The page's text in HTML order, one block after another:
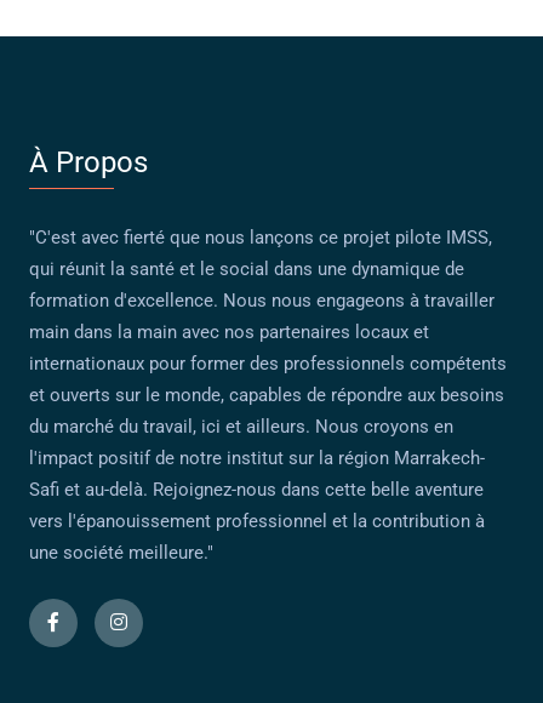
À Propos
"C'est avec fierté que nous lançons ce projet pilote IMSS,
qui réunit la santé et le social dans une dynamique de
formation d'excellence. Nous nous engageons à travailler
main dans la main avec nos partenaires locaux et
internationaux pour former des professionnels compétents
et ouverts sur le monde, capables de répondre aux besoins
du marché du travail, ici et ailleurs. Nous croyons en
l'impact positif de notre institut sur la région Marrakech-
Safi et au-delà. Rejoignez-nous dans cette belle aventure
vers l'épanouissement professionnel et la contribution à
une société meilleure."